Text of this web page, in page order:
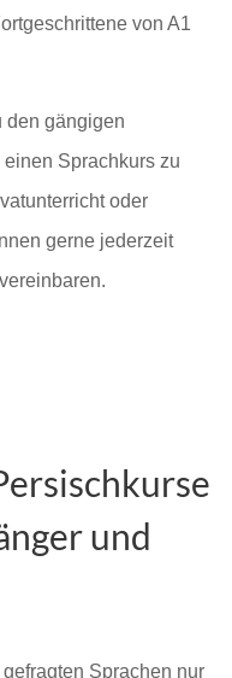
von A1
den gängigen
Sprachkurs zu
oder
gerne jederzeit
und
Sprachen nur